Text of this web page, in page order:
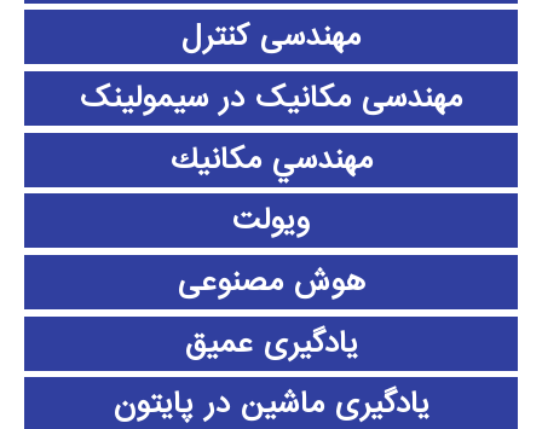
مهندسی کنترل
مهندسی مکانیک در سیمولینک
مهندسي مكانيك
ویولت
هوش مصنوعی
یادگیری عمیق
یادگیری ماشین در پایتون